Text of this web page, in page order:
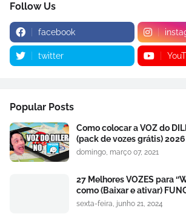
Follow Us
facebook
twitter
Popular Posts
Como colocar a VOZ do
(pack de vozes grátis) 2026
domingo, março 07, 2021
27 Melhores VOZES para
como (Baixar e ativar)
sexta-feira, junho 21, 2024